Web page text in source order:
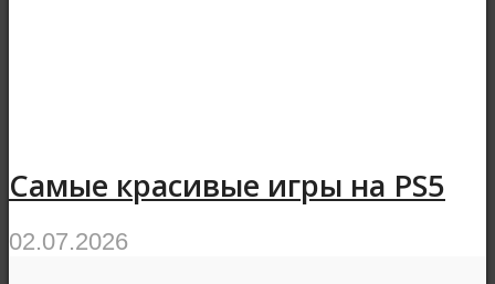
Самые красивые игры на PS5
02.07.2026